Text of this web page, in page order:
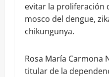
evitar la proliferación
mosco del dengue,
chikungunya.
Rosa María Carmona
titular de la